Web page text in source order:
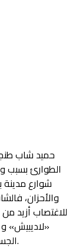
الطوارئ بسبب
شوارع
والأحزان،
الجسدية الخطيرة الَّتِي تعرض لها وتلك الَّتِي قام بها.